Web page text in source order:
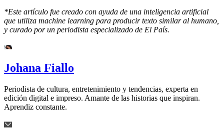
*Este artículo fue creado con ayuda de una inteligencia artificial
que utiliza machine learning para producir texto similar al humano,
y curado por un periodista especializado de El País.
Johana Fiallo
Periodista de cultura, entretenimiento y tendencias, experta en
edición digital e impreso. Amante de las historias que inspiran.
Aprendiz constante.